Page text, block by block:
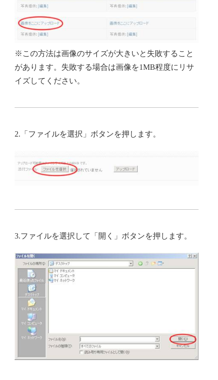
※この方法は画像のサイズが大きいと失敗すること
があります。失敗する場合は画像を1MB程度にリサ
イズしてください。
2.「ファイルを選択」ボタンを押します。
3.ファイルを選択して「開く」ボタンを押します。